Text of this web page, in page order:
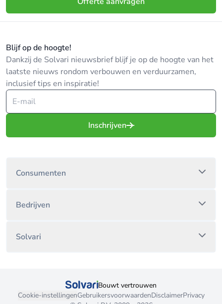
Blijf op de hoogte!
Dankzij de Solvari nieuwsbrief blijf je op de hoogte van het
laatste nieuws rondom verbouwen en verduurzamen,
inclusief tips en inspiratie!
Inschrijven
Consumenten
Bedrijven
Solvari
Bouwt vertrouwen
Cookie-instellingenGebruikersvoorwaardenDisclaimerPrivacy